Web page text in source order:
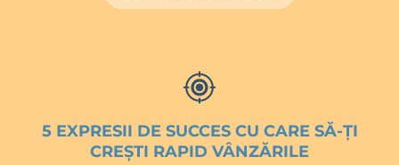
5 EXPRESII DE SUCCES CU CARE SĂ-ȚI
CREȘTI RAPID VÂNZĂRILE